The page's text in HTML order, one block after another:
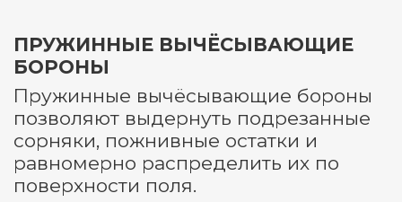
ПРУЖИННЫЕ ВЫЧЁСЫВАЮЩИЕ
БОРОНЫ
Пружинные вычёсывающие бороны
позволяют выдернуть подрезанные
сорняки, пожнивные остатки и
равномерно распределить их по
поверхности поля.